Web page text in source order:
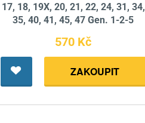
17, 18, 19X, 20, 21, 22, 24, 31, 34,
35, 40, 41, 45, 47 Gen. 1-2-5
570 Kč
ZAKOUPIT